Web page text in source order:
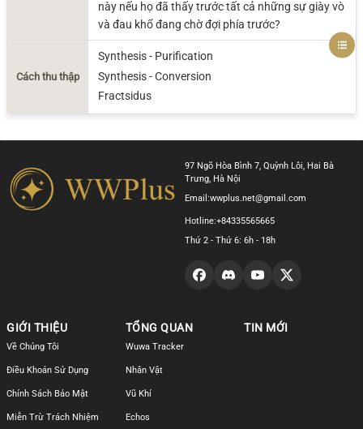
này nếu họ đã thấy trước tất cả những sự giày vò
và đau khổ đang chờ đợi phía trước?
Cách thu thập
Synthesis - Purification
Synthesis - Conversion
Fractsidus
97 Ngõ Hòa Bình 7, Quỳnh Lôi, Hai Bà
Trưng, Hà Nội
Email:wwplus.net@gmail.com
Hotline:+84335565665
Thứ 2 - Thứ 6: 6h - 18h
GIỚI THIỆU
Về Chúng Tôi
Điều Khoản Sử Dụng
Chính Sách Bảo Mật
Miễn Trừ Trách Nhiệm
TỔNG QUAN
Wuwa Tracker
Nhân Vật
Vũ Khí
Echos
TIN MỚI